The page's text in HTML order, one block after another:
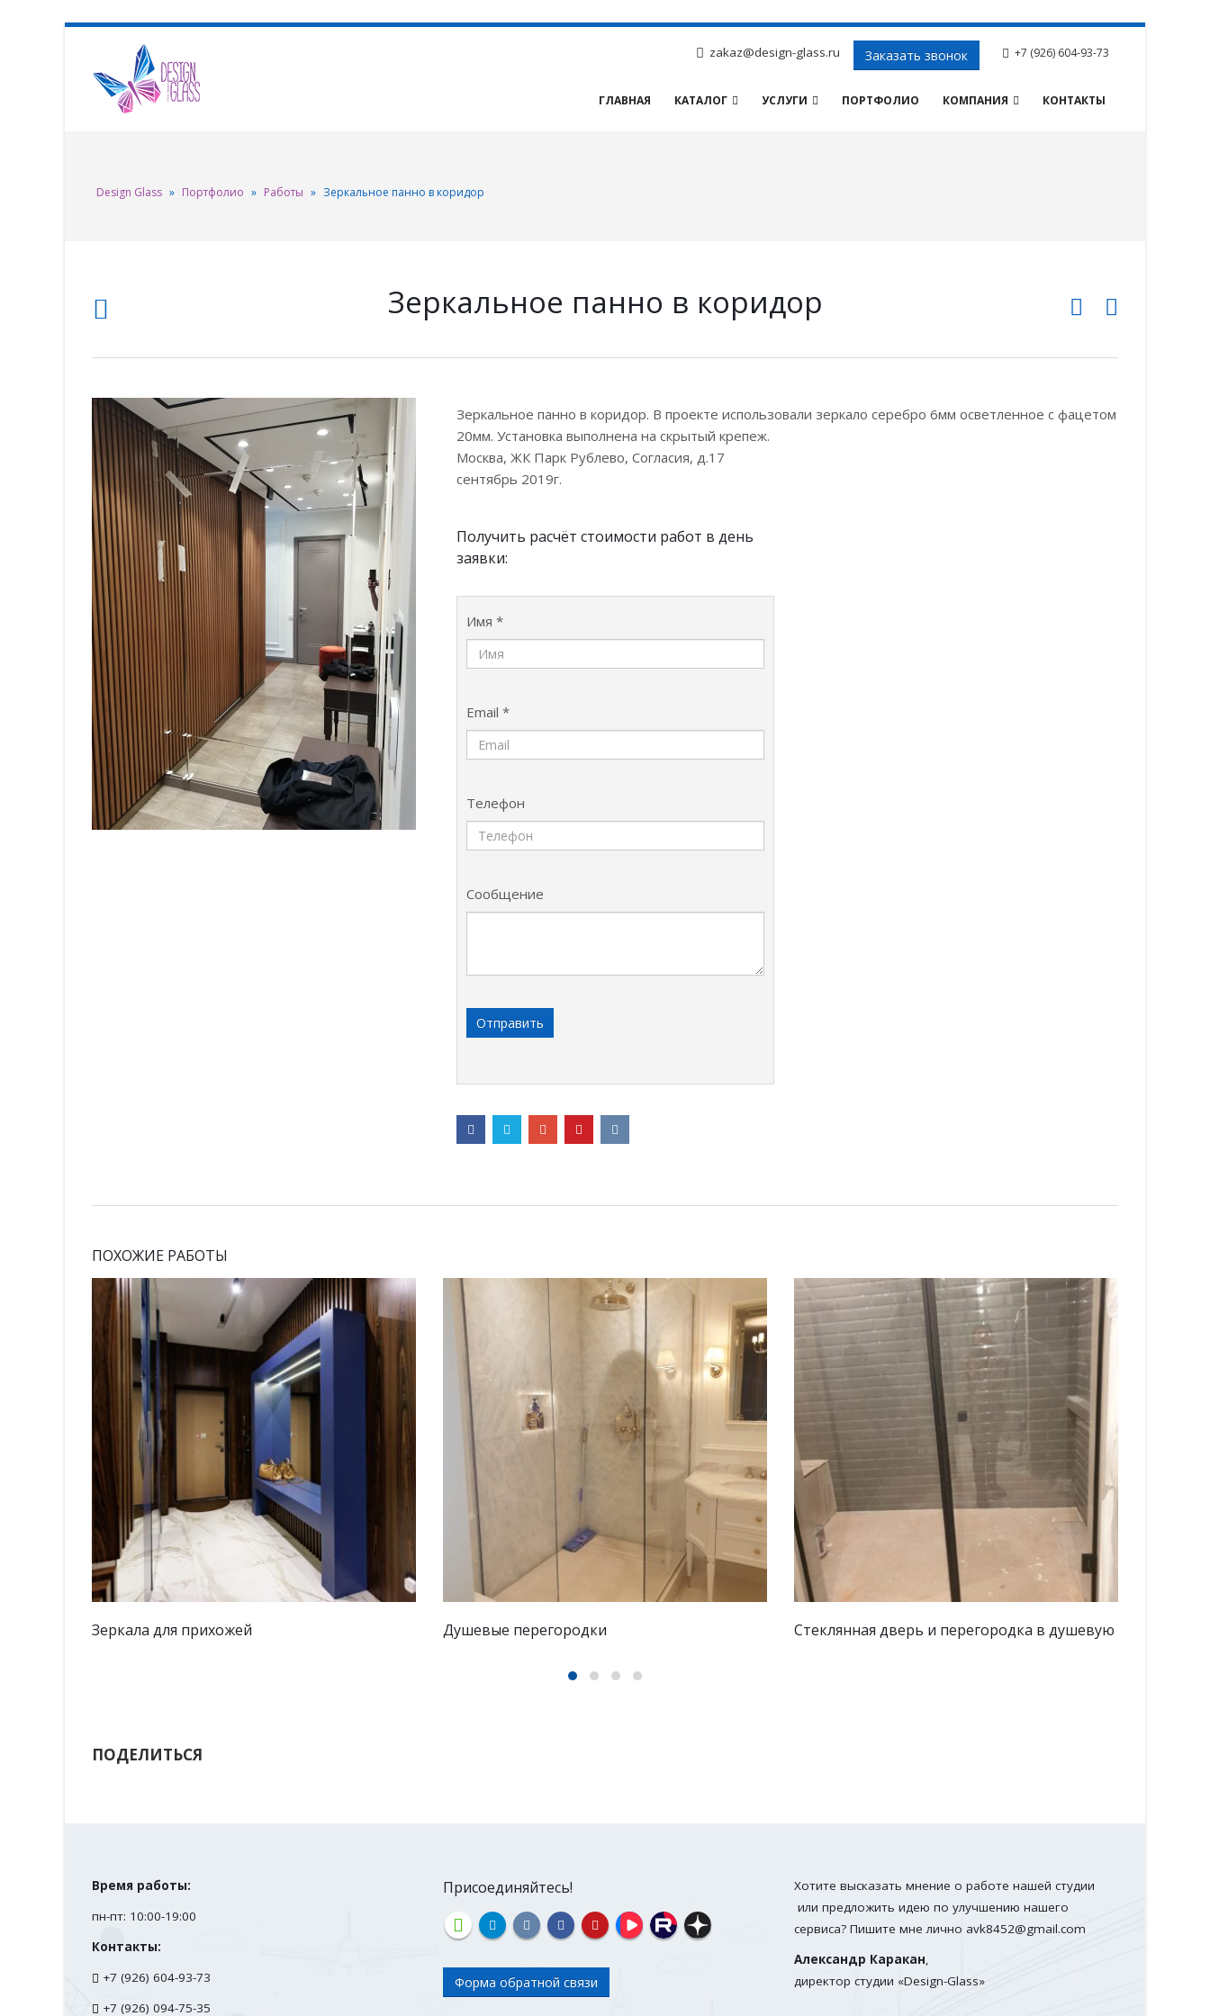
zakaz@design-glass.ru Заказать звонок +7 (926) 604-93-73
ГЛАВНАЯ КАТАЛОГ УСЛУГИ ПОРТФОЛИО КОМПАНИЯ КОНТАКТЫ
Design Glass » Портфолио » Работы » Зеркальное панно в коридор
Зеркальное панно в коридор
Зеркальное панно в коридор. В проекте использовали зеркало серебро 6мм осветленное с фацетом
20мм. Установка выполнена на скрытый крепеж.
Москва, ЖК Парк Рублево, Согласия, д.17
сентябрь 2019г.
Получить расчёт стоимости работ в день
заявки:
Имя *
Email *
Телефон
Сообщение
ПОХОЖИЕ РАБОТЫ
Душевые перегородки Стеклянная дверь и перегородка в душевую Зеркало в ванной
ПОДЕЛИТЬСЯ
Время работы:
+7 (926) 604-93-73
Присоединяйтесь!
Форма обратной связи
Хотите высказать мнение о работе нашей студии
или предложить идею по улучшению нашего
сервиса? Пишите мне лично
avk8452@gmail.com
Александр Каракан ,
директор студии «Design-Glass»